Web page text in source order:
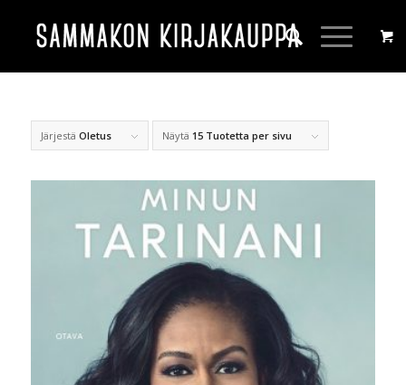
Järjestä Oletus Näytä 15 Tuotetta per sivu